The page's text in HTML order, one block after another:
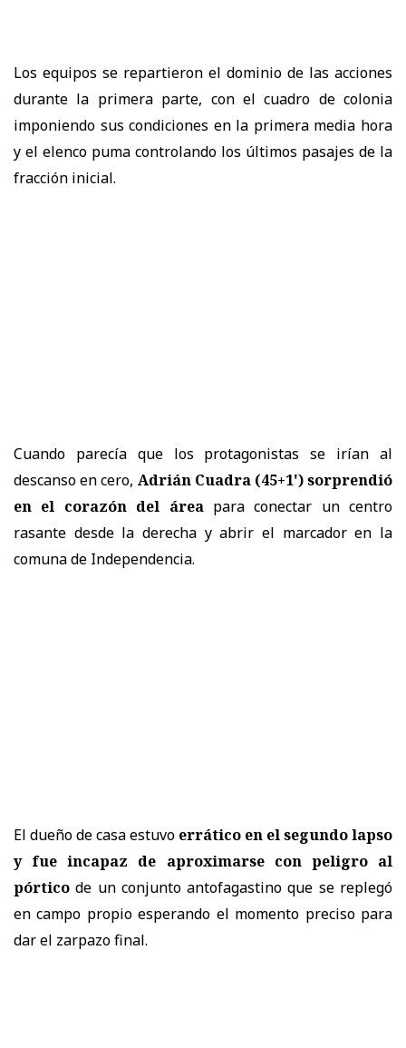
Los equipos se repartieron el dominio de las acciones
durante la primera parte, con el cuadro de colonia
imponiendo sus condiciones en la primera media hora
y el elenco puma controlando los últimos pasajes de la
fracción inicial.
Cuando parecía que los protagonistas se irían al
descanso en cero, Adrián Cuadra (45+1') sorprendió
en el corazón del áreapara conectar un centro
rasante desde la derecha y abrir el marcador en la
comuna de Independencia.
El dueño de casa estuvo errático en el segundo lapso
y fue incapaz de aproximarse con peligro al
pórtico de un conjunto antofagastino que se replegó
en campo propio esperando el momento preciso para
dar el zarpazo final.